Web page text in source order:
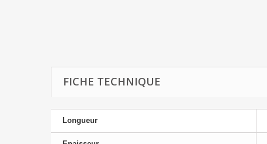
FICHE TECHNIQUE
Longueur